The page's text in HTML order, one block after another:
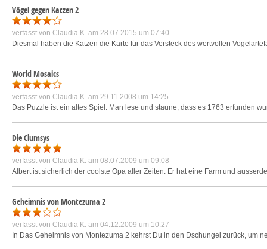
Vögel gegen Katzen 2
verfasst von Claudia K. am 28.07.2015 um 07:40
Diesmal haben die Katzen die Karte für das Versteck des wertvollen
World Mosaics
verfasst von Claudia K. am 29.11.2008 um 14:25
Das Puzzle ist ein altes Spiel. Man lese und staune, dass es 1763 erfunden
Die Clumsys
verfasst von Claudia K. am 08.07.2009 um 09:08
Albert ist sicherlich der coolste Opa aller Zeiten. Er hat eine Farm und
Geheimnis von Montezuma 2
verfasst von Claudia K. am 04.12.2009 um 10:27
In Das Geheimnis von Montezuma 2 kehrst Du in den Dschungel zurück,